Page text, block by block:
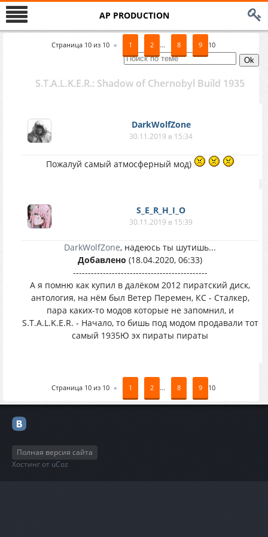
AP PRODUCTION
Страница 10из 10 « 1 2 … 8 9 10
S.T.A.L.K.E.R.: Shadow of Chernobyl Build 1935
DarkWolfZone
30.11.2019 в 15:34
Пожалуй самый атмосферный мод)
S_E_R_H_I_O
30.11.2019 в 15:39
DarkWolfZone, надеюсь ты шутишь...
Добавлено (18.04.2020, 06:33)
---------------------------------------------
А я помню как купил в далёком 2012 пиратский диск,
антология, на нём был Ветер Перемен, КС - Сталкер,
пара каких-то модов которые не запомнил, и
S.T.A.L.K.E.R. - Начало, то бишь под модом продавали тот
самый 1935Ю эх пираты пираты
Страница 10из 10 « 1 2 … 8 9 10
Полная версия сайта
Хостинг от uCoz